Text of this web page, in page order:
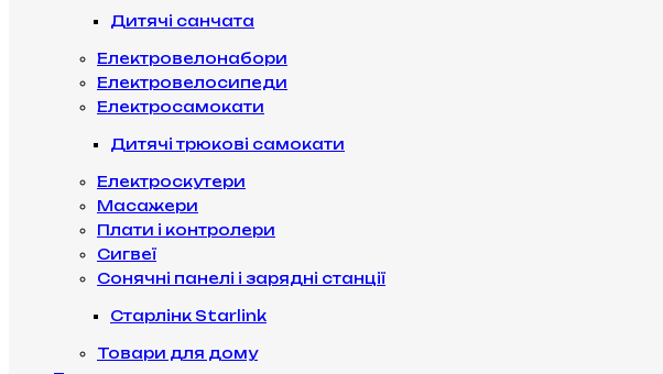
Дитячі санчата
Електровелонабори
Електровелосипеди
Електросамокати
Дитячі трюкові самокати
Електроскутери
Масажери
Плати і контролери
Сигвеї
Сонячні панелі і зарядні станції
Старлінк Starlink
Товари для дому